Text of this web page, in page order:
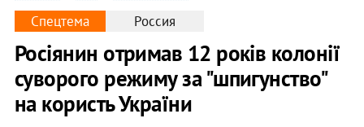
Спецтема Россия
Росіянин отримав 12 років колонії
суворого режиму за "шпигунство"
на користь України